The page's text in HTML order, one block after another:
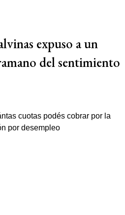
expuso a un
del sentimiento